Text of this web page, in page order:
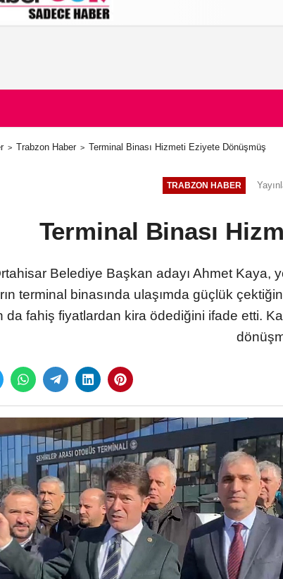
Çerez Politikası
Trabzon Haber Terminal Binası Hizmeti Eziyete Dönüşmüş
TRABZON HABER
Terminal Binası
Belediye Başkan adayı Ahmet Kaya,
terminal binasında ulaşımda güçlük
da fahiş fiyatlardan kira ödediğini ifade etti.